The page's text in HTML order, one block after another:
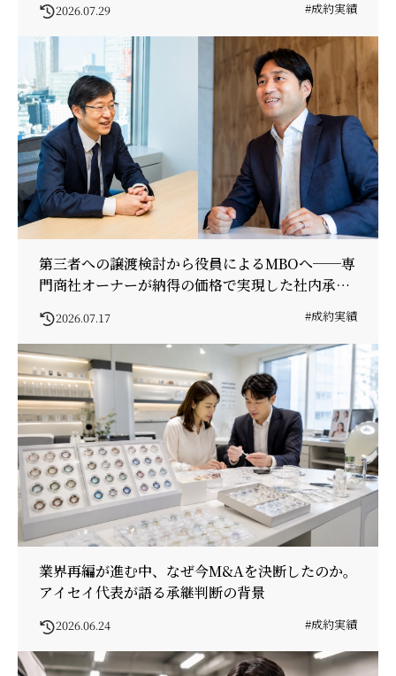
2026.07.29 #成約実績
第三者への譲渡検討から役員によるMBOへ──専
門商社オーナーが納得の価格で実現した社内承継
2026.07.17 #成約実績
業界再編が進む中、なぜ今M&Aを決断したのか。
アイセイ代表が語る承継判断の背景
2026.06.24 #成約実績